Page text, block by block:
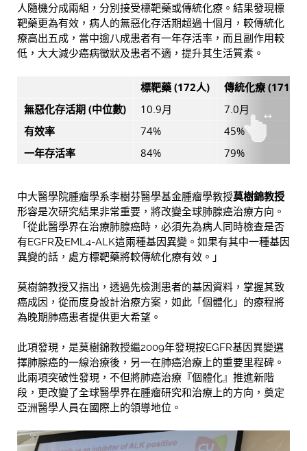
人隨機分成兩組，分別接受標靶藥或傳統化療。結果發現標
靶藥更為有效，病人的無惡化存活期超過十個月，較傳統化
療高出五成，當中逾八成患者有一年存活率，而且副作用較
低，大大減少癌病徵狀及患者不適，提升其生活質素。
標靶藥(172人) 傳統化療(171人)
無惡化存活期(中位數) 10.9月 7.0月
有效率 74% 45%
一年存活率 84% 79%
中大醫學院腫瘤學系李樹芬醫學基金腫瘤學教授莫樹錦教授
形容是次研究結果非常重要，將改變全球肺腺癌治療方向。
「從此醫學界在治療肺腺癌時，必須先為病人同時檢查是否
有EGFR及EML4-ALK這兩種基因異變。如果有其中一種基因
異變的話，處方標靶藥將較傳統化療有效。」
莫樹錦教授又指出，透過先檢測患者的基因資料，掌握其致
癌成因，從而度身設計治療方案，如此「個體化」的療程將
為晚期肺癌患者提供更大希望。
此項發現，是莫樹錦教授繼2009年發現按EGFR基因異變選
擇肺腺癌的一線治療後，另一在肺癌治療上的重要里程碑。
此兩項突破性發現，不但將肺癌治療『個體化』推進新階
段，更改變了全球醫學界在腫瘤研究和治療上的方向，奠定
亞洲醫學人員在國際上的領導地位。